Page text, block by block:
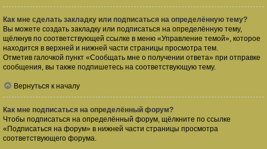
Как мне сделать закладку или подписаться на определённую тему?
Вы можете создать закладку или подписаться на определённую тему,
щёлкнув по соответствующей ссылке в меню «Управление темой», которое
находится в верхней и нижней части страницы просмотра тем.
Отметив галочкой пункт «Сообщать мне о получении ответа» при отправке
сообщения, вы также подпишетесь на соответствующую тему.
Вернуться к началу
Как мне подписаться на определённый форум?
Чтобы подписаться на определённый форум, щёлкните по ссылке
«Подписаться на форум» в нижней части страницы просмотра
соответствующего форума.